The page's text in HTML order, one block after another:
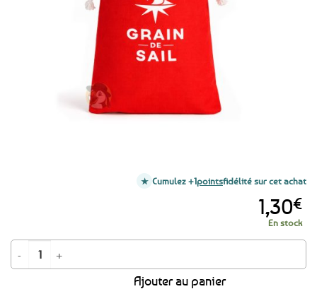
1,30€
En stock
quantité de Pochon rouge en coton Grain de Sail
Ajouter au panier
Cumulez +1pointsfidélité sur cet achat